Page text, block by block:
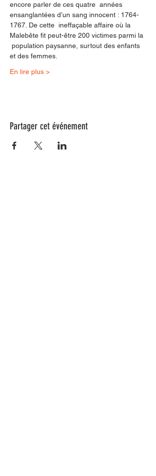
encore parler de ces quatre  années
ensanglantées d’un sang innocent : 1764-
1767. De cette  ineffaçable affaire où la
Malebête fit peut-être 200 victimes parmi la
population paysanne, surtout des enfants
et des femmes.
En lire plus >
Partager cet événement